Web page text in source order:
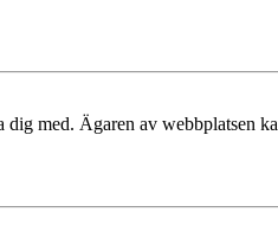
med. Ägaren av webbplatsen